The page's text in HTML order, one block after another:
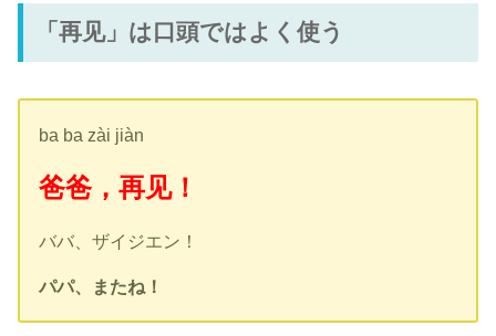
「再见」は口頭ではよく使う
ba ba zài jiàn
爸爸，再见！
ババ、ザイジエン！
パパ、またね！